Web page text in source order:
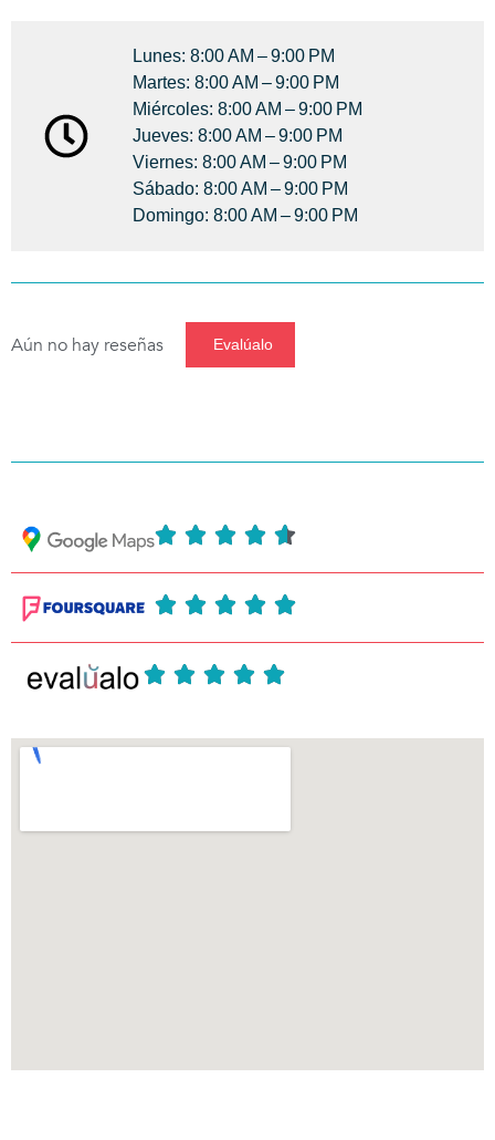
Lunes: 8:00 AM – 9:00 PM
Martes: 8:00 AM – 9:00 PM
Miércoles: 8:00 AM – 9:00 PM
Jueves: 8:00 AM – 9:00 PM
Viernes: 8:00 AM – 9:00 PM
Sábado: 8:00 AM – 9:00 PM
Domingo: 8:00 AM – 9:00 PM
Aún no hay reseñas Evalúalo